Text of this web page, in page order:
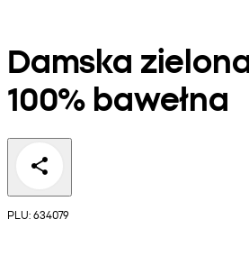
Damska
100% bawełna
PLU: 634079